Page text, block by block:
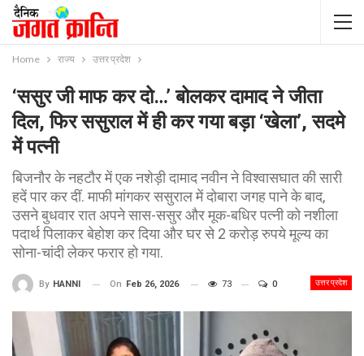
Home राज्य उत्तर प्रदेश
‘ससुर जी माफ कर दो…’ बोलकर दामाद ने जीता
दिल, फिर ससुराल में ही कर गया बड़ा ‘खेला’, सदमे
में पत्नी
बिजनौर के नहटौर में एक नशेड़ी दामाद नवीन ने विश्वासघात की सारी
हदें पार कर दीं. माफी मांगकर ससुराल में दोबारा जगह पाने के बाद,
उसने बुधवार रात अपने सास-ससुर और मूक-बधिर पत्नी को नशीला
पदार्थ पिलाकर बेहोश कर दिया और घर से 2 करोड़ रुपये मूल्य का
सोना-चांदी लेकर फरार हो गया.
उत्तर प्रदेश
By HANNI On Feb 26, 2026 73 0